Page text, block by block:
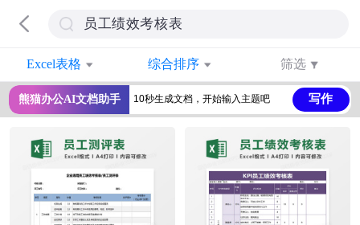
Excel表格 综合排序 筛选
熊猫办公AI文档助手 写作